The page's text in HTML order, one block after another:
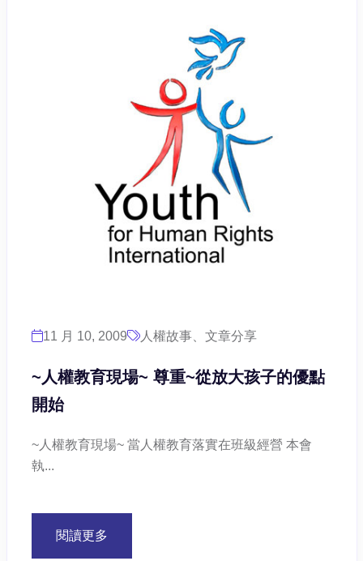
11 月 10, 2009 人權故事、文章分享
~人權教育現場~ 尊重~從放大孩子的優點
開始
~人權教育現場~ 當人權教育落實在班級經營 本會
執...
閱讀更多